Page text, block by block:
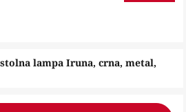
lampa Iruna, crna, metal,